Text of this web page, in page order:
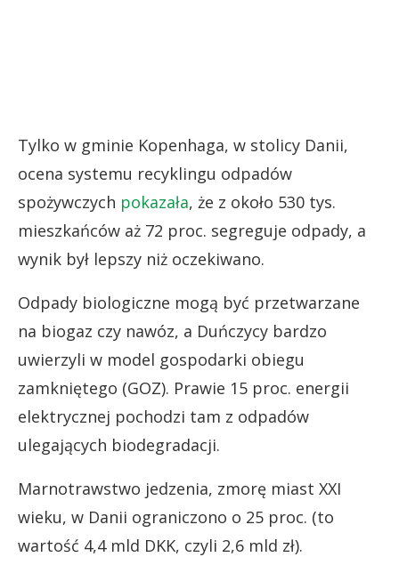
Tylko w gminie Kopenhaga, w stolicy Danii,
ocena systemu recyklingu odpadów
spożywczych pokazała, że z około 530 tys.
mieszkańców aż 72 proc. segreguje odpady, a
wynik był lepszy niż oczekiwano.
Odpady biologiczne mogą być przetwarzane
na biogaz czy nawóz, a Duńczycy bardzo
uwierzyli w model gospodarki obiegu
zamkniętego (GOZ). Prawie 15 proc. energii
elektrycznej pochodzi tam z odpadów
ulegających biodegradacji.
Marnotrawstwo jedzenia, zmorę miast XXI
wieku, w Danii ograniczono o 25 proc. (to
wartość 4,4 mld DKK, czyli 2,6 mld zł).